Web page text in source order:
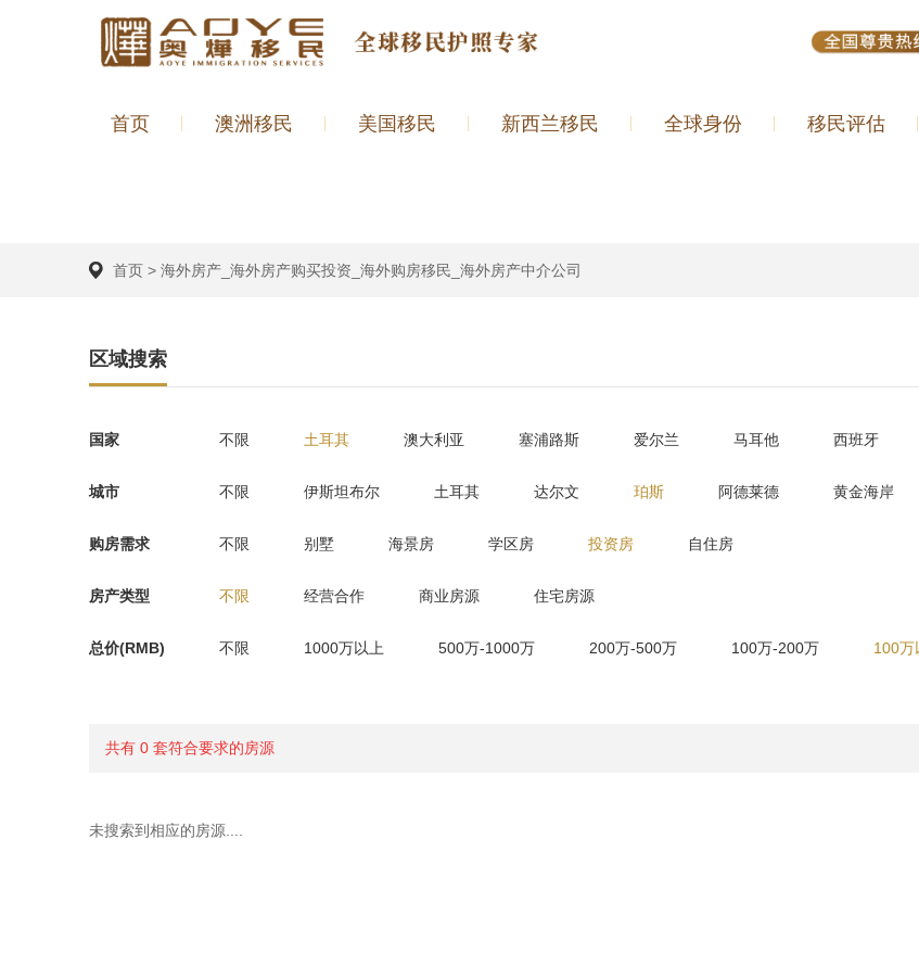
首页 澳洲移民 美国移民 新西兰移民 全球身份 移民评估
首页 > 海外房产_海外房产购买投资_海外购房移民_海外房产中介公司
区域搜索
国家 不限 土耳其 澳大利亚 塞浦路斯 爱尔兰 马耳他 西班牙
城市 不限 伊斯坦布尔 土耳其 达尔文 珀斯 阿德莱德 黄金海岸
购房需求 不限 别墅 海景房 学区房 投资房 自住房
房产类型 不限 经营合作 商业房源 住宅房源
总价(RMB) 不限 1000万以上 500万-1000万 200万-500万 100万-200万 100万
共有 0 套符合要求的房源
未搜索到相应的房源....